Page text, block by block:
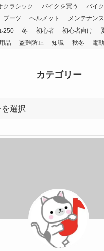
クラシック バイクを買う
バイ
ブーツ ヘルメット メンテナンス
250 冬 初心者 初心者向け
用品 盗難防止 知識 秋冬 電
カテゴリー